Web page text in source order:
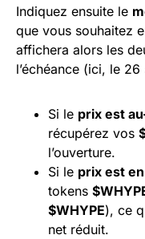
Indiquez ensuite le
que vous souhaitez
affichera alors les
l’échéance (ici, le
Si le prix est
récupérez vos
l’ouverture.
Si le prix est
tokens
$WHYPE), ce
net réduit.